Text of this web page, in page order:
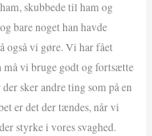
skubbede til ham og
bare noget han havde
også vi gøre. Vi har fået
må vi bruge godt og fortsætte
sker andre ting som på en
er det der tændes, når vi
styrke i vores svaghed.